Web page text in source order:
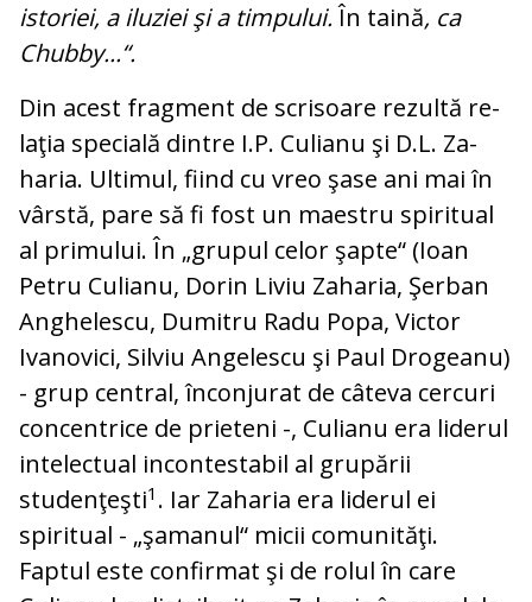
istoriei, a iluziei şi a timpului.În taină, ca
Chubby...“.
Din acest fragment de scrisoare rezultă re­
laţia specială dintre I.P. Culianu şi D.L. Za­
haria. Ultimul, fiind cu vreo şase ani mai în
vârstă, pare să fi fost un maestru spi­ritual
al primului. În „grupul celor şapte“ (Ioan
Petru Culianu, Dorin Liviu Zaharia, Şerban
Anghelescu, Dumitru Radu Popa, Vic­tor
Ivanovici, Silviu Angelescu şi Paul Dro­geanu)
- grup central, înconjurat de câteva cercuri
concentrice de prieteni -, Culianu era liderul
intelectual in­con­tes­ta­bil al grupării
studenţeşti1 . Iar Zaharia era liderul ei
spiritual - „şamanul“ micii co­mu­nităţi.
Faptul este confirmat şi de rolul în care